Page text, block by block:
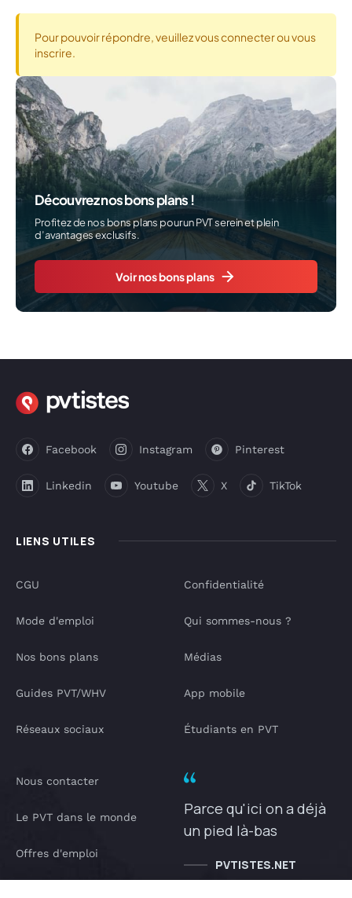
Pour pouvoir répondre, veuillez vous connecter ou vous
inscrire.
Découvrez nos bons plans !
Profitez de nos bons plans pour un PVT serein et plein
d’avantages exclusifs.
Voir nos bons plans
LIENS UTILES
Facebook Instagram Pinterest
Linkedin Youtube X TikTok
CGU
Mode d'emploi
Nos bons plans
Guides PVT/WHV
Réseaux sociaux
Confidentialité
Qui sommes-nous ?
Médias
App mobile
Étudiants en PVT
Nous contacter
Le PVT dans le monde
Offres d'emploi
Parce qu'ici on a déjà
un pied là-bas
PVTISTES.NET